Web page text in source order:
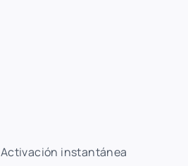
instantánea